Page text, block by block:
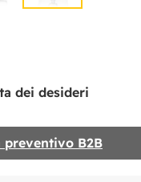
dei desideri
preventivo B2B